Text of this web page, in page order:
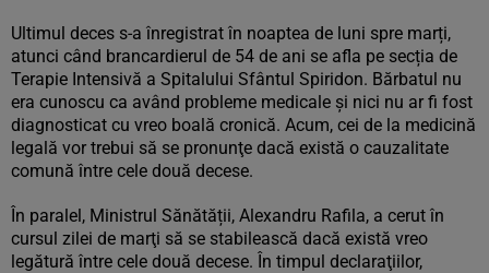
Ultimul deces s-a înregistrat în noaptea de luni spre marți,
atunci când brancardierul de 54 de ani se afla pe secția de
Terapie Intensivă a Spitalului Sfântul Spiridon. Bărbatul nu
era cunoscu ca având probleme medicale și nici nu ar fi fost
diagnosticat cu vreo boală cronică. Acum, cei de la medicină
legală vor trebui să se pronunţe dacă există o cauzalitate
comună între cele două decese.
În paralel, Ministrul Sănătății, Alexandru Rafila, a cerut în
cursul zilei de marţi să se stabilească dacă există vreo
legătură între cele două decese. În timpul declaraţiilor,